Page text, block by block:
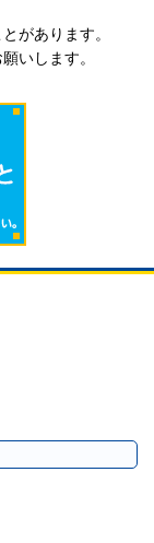
があります。
いします。